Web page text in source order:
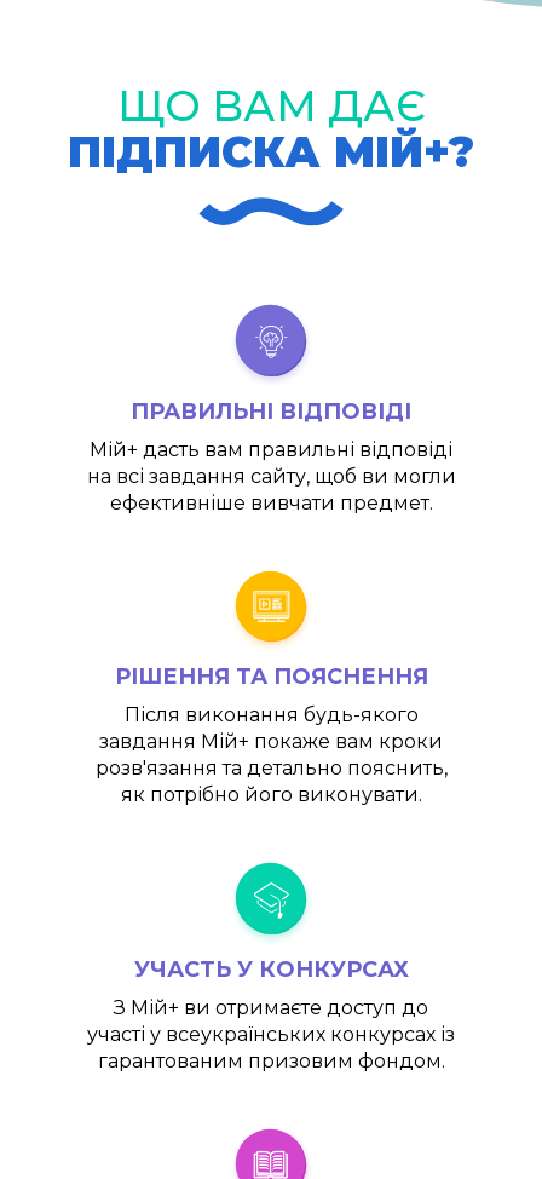
ЩО ВАМ ДАЄ
ПІДПИСКА МІЙ+?
ПРАВИЛЬНІ ВІДПОВІДІ
Мій+ дасть вам правильні відповіді
на всі завдання сайту, щоб ви могли
ефективніше вивчати предмет.
РІШЕННЯ ТА ПОЯСНЕННЯ
Після виконання будь-якого
завдання Мій+ покаже вам кроки
розв'язання та детально пояснить,
як потрібно його виконувати.
УЧАСТЬ У КОНКУРСАХ
З Мій+ ви отримаєте доступ до
участі у всеукраїнських конкурсах із
гарантованим призовим фондом.